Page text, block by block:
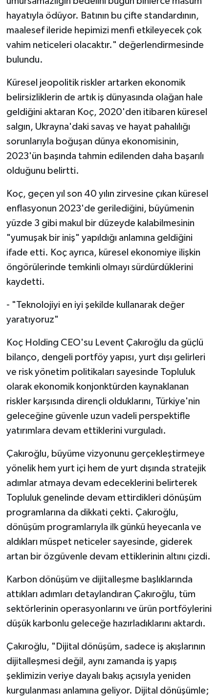
hayatıyla ödüyor. Batının bu çifte standardının,
maalesef ileride hepimizi menfi etkileyecek çok
vahim neticeleri olacaktır." değerlendirmesinde
bulundu.
Küresel jeopolitik riskler artarken ekonomik
belirsizliklerin de artık iş dünyasında olağan hale
geldiğini aktaran Koç, 2020'den itibaren küresel
salgın, Ukrayna'daki savaş ve hayat pahalılığı
sorunlarıyla boğuşan dünya ekonomisinin,
2023'ün başında tahmin edilenden daha başarılı
olduğunu belirtti.
Koç, geçen yıl son 40 yılın zirvesine çıkan küresel
enflasyonun 2023'de gerilediğini, büyümenin
yüzde 3 gibi makul bir düzeyde kalabilmesinin
"yumuşak bir iniş" yapıldığı anlamına geldiğini
ifade etti. Koç ayrıca, küresel ekonomiye ilişkin
öngörülerinde temkinli olmayı sürdürdüklerini
kaydetti.
- "Teknolojiyi en iyi şekilde kullanarak değer
yaratıyoruz"
Koç Holding CEO'su Levent Çakıroğlu da güçlü
bilanço, dengeli portföy yapısı, yurt dışı gelirleri
ve risk yönetim politikaları sayesinde Topluluk
olarak ekonomik konjonktürden kaynaklanan
riskler karşısında dirençli olduklarını, Türkiye'nin
geleceğine güvenle uzun vadeli perspektifle
yatırımlara devam ettiklerini vurguladı.
Çakıroğlu, büyüme vizyonunu gerçekleştirmeye
yönelik hem yurt içi hem de yurt dışında stratejik
adımlar atmaya devam edeceklerini belirterek
Topluluk genelinde devam ettirdikleri dönüşüm
programlarına da dikkati çekti. Çakıroğlu,
dönüşüm programlarıyla ilk günkü heyecanla ve
aldıkları müspet neticeler sayesinde, giderek
artan bir özgüvenle devam ettiklerinin altını çizdi.
Karbon dönüşüm ve dijitalleşme başlıklarında
attıkları adımları detaylandıran Çakıroğlu, tüm
sektörlerinin operasyonlarını ve ürün portföylerini
düşük karbonlu geleceğe hazırladıklarını aktardı.
Çakıroğlu, "Dijital dönüşüm, sadece iş akışlarının
dijitalleşmesi değil, aynı zamanda iş yapış
şeklimizin veriye dayalı bakış açısıyla yeniden
kurgulanması anlamına geliyor. Dijital dönüşümle;